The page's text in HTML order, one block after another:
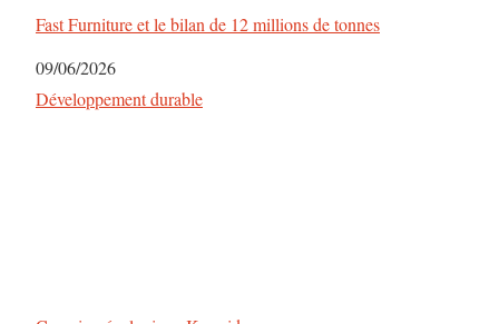
Fast Furniture et le bilan de 12 millions de tonnes
Date
09/06/2026
Par rapport à
Développement durable